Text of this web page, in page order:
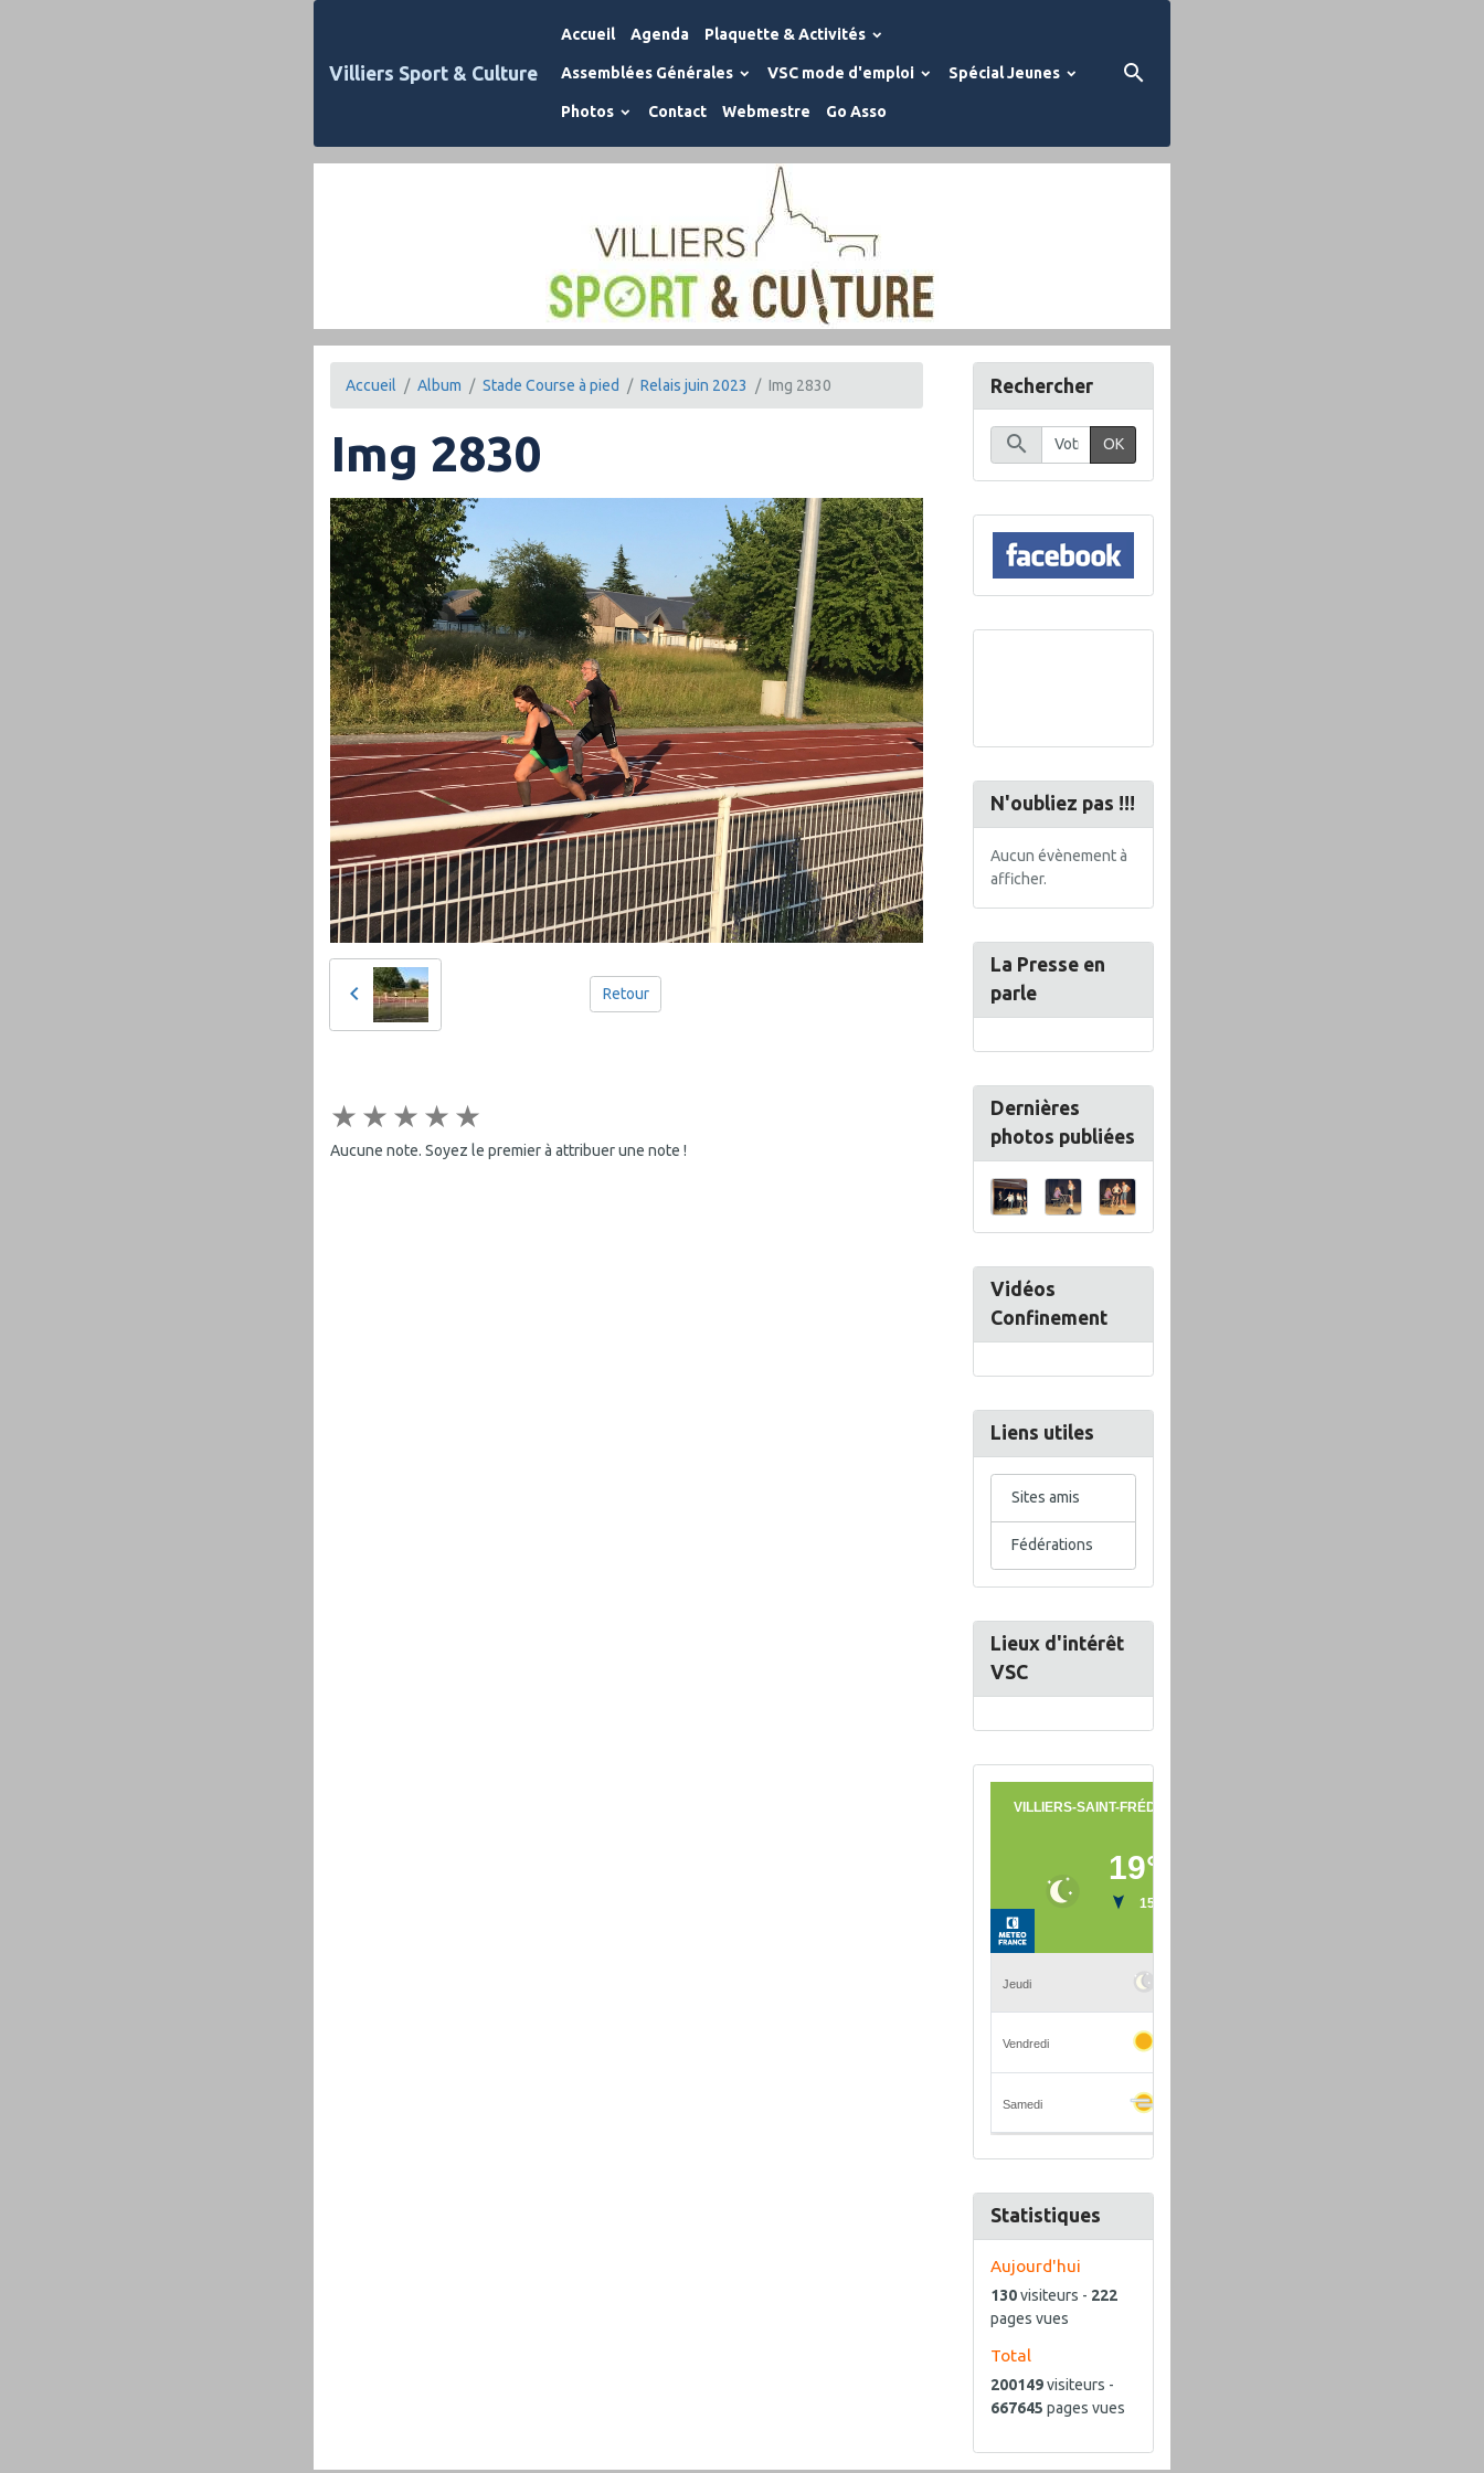
Villiers Sport & Culture
Accueil Agenda Plaquette & Activités
Assemblées Générales VSC mode d'emploi Spécial Jeunes
Photos Contact Webmestre Go Asso
Accueil Album Stade Course à pied Relais juin 2023 Img 2830
Img 2830
Retour
★ ★ ★ ★ ★
Aucune note. Soyez le premier à attribuer une note !
Rechercher
OK
N'oubliez pas !!!
Aucun évènement à
afficher.
La Presse en
parle
Dernières
photos publiées
Vidéos
Confinement
Liens utiles
Sites amis
Fédérations
Lieux d'intérêt
VSC
Statistiques
Aujourd'hui
130visiteurs - 222
pages vues
Total
200149visiteurs -
667645 pages vues